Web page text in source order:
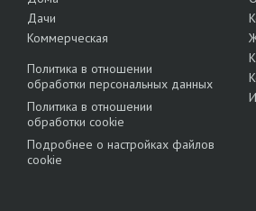
Дачи
Коммерческая
Политика в отношении
обработки персональных данных
Политика в отношении
обработки cookie
Подробнее о настройках файлов
cookie